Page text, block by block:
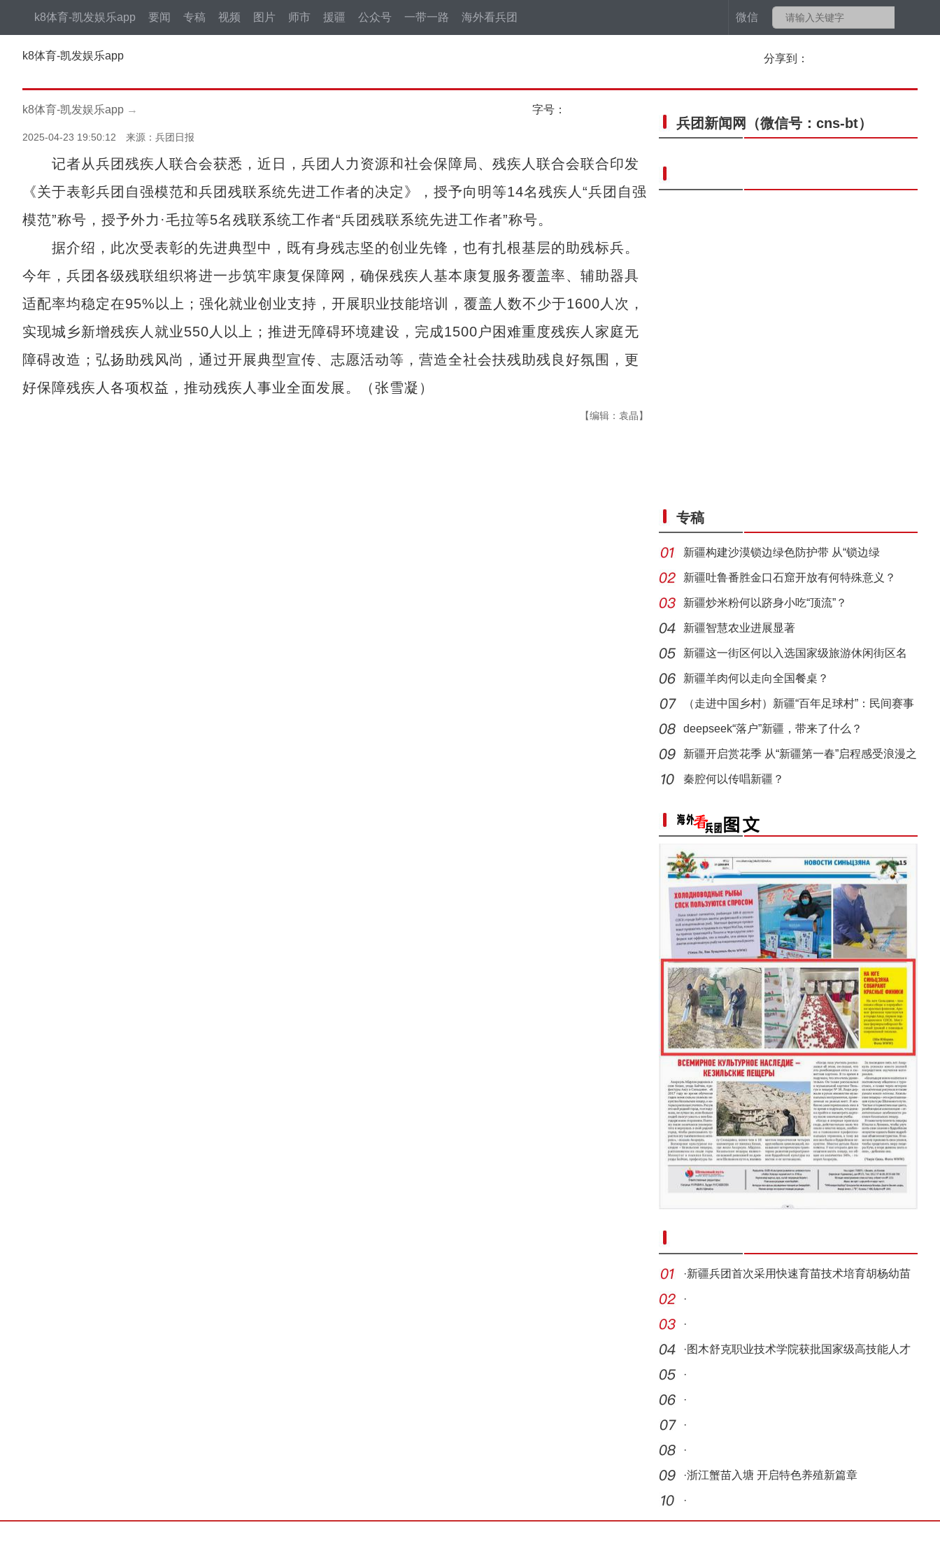
微信
k8体育-凯发娱乐app 要闻 专稿 视频 图片 师市 援疆 公众号 一带一路 海外看兵团
k8体育-凯发娱乐app 分享到：
k8体育-凯发娱乐app → 字号：
2025-04-23 19:50:12 来源：兵团日报
记者从兵团残疾人联合会获悉，近日，兵团人力资源和社会保障局、残疾人联合会联合印发
《关于表彰兵团自强模范和兵团残联系统先进工作者的决定》，授予向明等14名残疾人“兵团自强
模范”称号，授予外力·毛拉等5名残联系统工作者“兵团残联系统先进工作者”称号。
据介绍，此次受表彰的先进典型中，既有身残志坚的创业先锋，也有扎根基层的助残标兵。
今年，兵团各级残联组织将进一步筑牢康复保障网，确保残疾人基本康复服务覆盖率、辅助器具
适配率均稳定在95%以上；强化就业创业支持，开展职业技能培训，覆盖人数不少于1600人次，
实现城乡新增残疾人就业550人以上；推进无障碍环境建设，完成1500户困难重度残疾人家庭无
障碍改造；弘扬助残风尚，通过开展典型宣传、志愿活动等，营造全社会扶残助残良好氛围，更
好保障残疾人各项权益，推动残疾人事业全面发展。（张雪凝）
【编辑：袁晶】
兵团新闻网 （微信号：cns-bt）
专稿
新疆构建沙漠锁边绿色防护带 从“锁边绿
化”到“产
新疆吐鲁番胜金口石窟开放有何特殊意义？
新疆炒米粉何以跻身小吃“顶流”？
新疆智慧农业进展显著
新疆这一街区何以入选国家级旅游休闲街区名
单？
新疆羊肉何以走向全国餐桌？
（走进中国乡村）新疆“百年足球村”：民间赛事
拉
deepseek“落户”新疆，带来了什么？
新疆开启赏花季 从“新疆第一春”启程感受浪漫之
旅
秦腔何以传唱新疆？
·新疆兵团首次采用快速育苗技术培育胡杨幼苗
·
·
·图木舒克职业技术学院获批国家级高技能人才
培训基
·
·
·
·
·浙江蟹苗入塘 开启特色养殖新篇章
·